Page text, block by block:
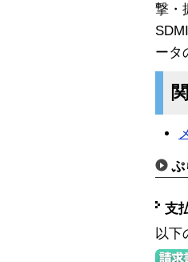
撃・
ータ
ぷ
支
以下